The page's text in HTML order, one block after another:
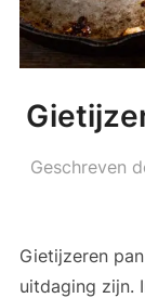
Geschreven
Gietijzeren
uitdaging zijn.